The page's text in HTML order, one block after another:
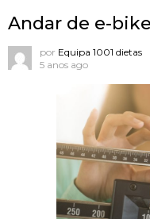
Andar de e-
por Equipa 1001 dietas
5 anos ago